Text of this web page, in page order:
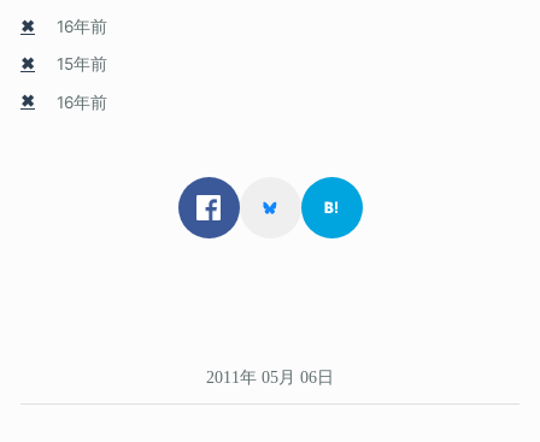
✖
16年前
✖
15年前
✖
16年前
2011年 05月 06日